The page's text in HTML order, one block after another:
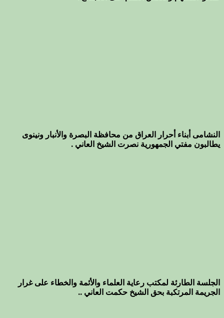
النشامى أبناء أحرار العراق من محافظة البصرة والأنبار ونينوى
يطالبون مفتي الجمهورية نصرت الشيخ العاني .
الجلسة الطارئة لمكتب رعاية العلماء والأئمة والخطاء على غرار
الجريمة المرتكبة بحق الشيخ حكمت العاني ..